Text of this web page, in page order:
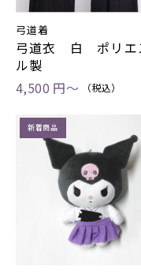
弓道着
弓道衣 白 ポリエ
ル製
4,500 円～
（税込）
新着商品